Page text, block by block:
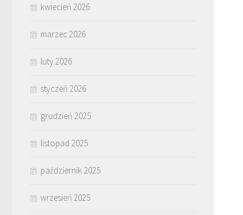
kwiecień 2026
marzec 2026
luty 2026
styczeń 2026
grudzień 2025
listopad 2025
październik 2025
wrzesień 2025